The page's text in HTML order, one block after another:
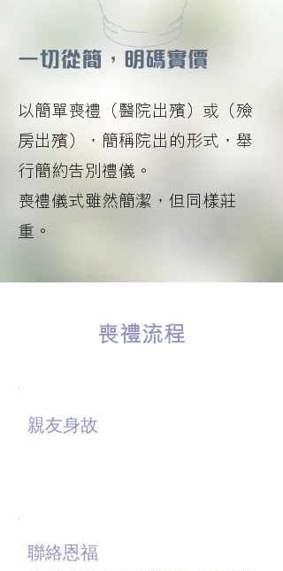
一切從簡，明碼實價
以簡單喪禮（醫院出殯）或（殮
房出殯），簡稱院出的形式，舉
行簡約告別禮儀。
喪禮儀式雖然簡潔，但同樣莊
重。
​喪禮流程
親友身故
聯絡恩福